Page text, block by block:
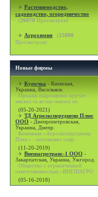
Растениеводство,
садоводство, огородничество
(26070 Просмотров)
Агрохимия (25800
Просмотров)
Новые фирмы
Курочка - Киевская,
Украина, Васильков.
Продаж підрощених курчат
мясної та яєчно-мясної по
(05-20-2021)
ТД Агроэкспертднепр Плюс
ООО - Днепропетровская,
Украина, Днепр.
Компания «Агроэкспертднепр
Плюс» - поставляет совр
(11-20-2019)
Внешагротранс-1 ООО -
Закарпатская, Украина, Ужгород.
Общество с ограниченной
ответственностью «ВНЕШАГРО
(05-16-2018)